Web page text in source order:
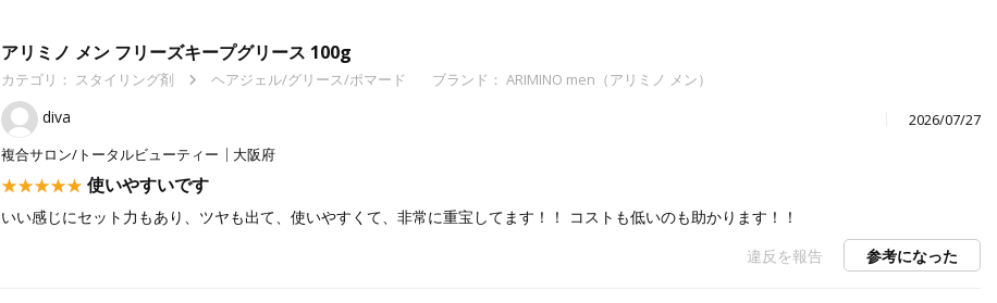
アリミノ メン フリーズキープグリース 100g
カテゴリ： スタイリング剤 ヘアジェル/グリース/ポマード ブランド： ARIMINO men（アリミノ メン）
diva
2026/07/27
複合サロン/トータルビューティー
大阪府
使いやすいです
いい感じにセット力もあり、ツヤも出て、使いやすくて、非常に重宝してます！！ コストも低いのも助かります！！
違反を報告
参考になった